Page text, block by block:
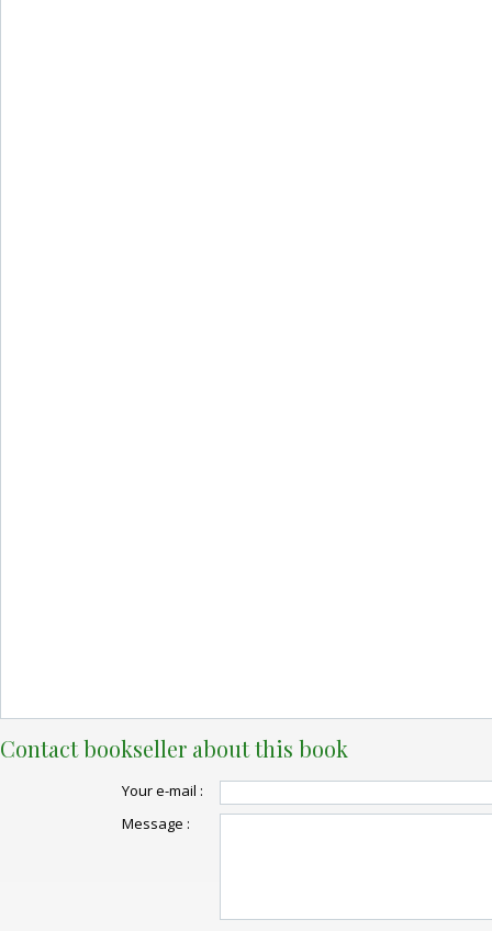
Contact bookseller about this book
Your e-mail :
Message :